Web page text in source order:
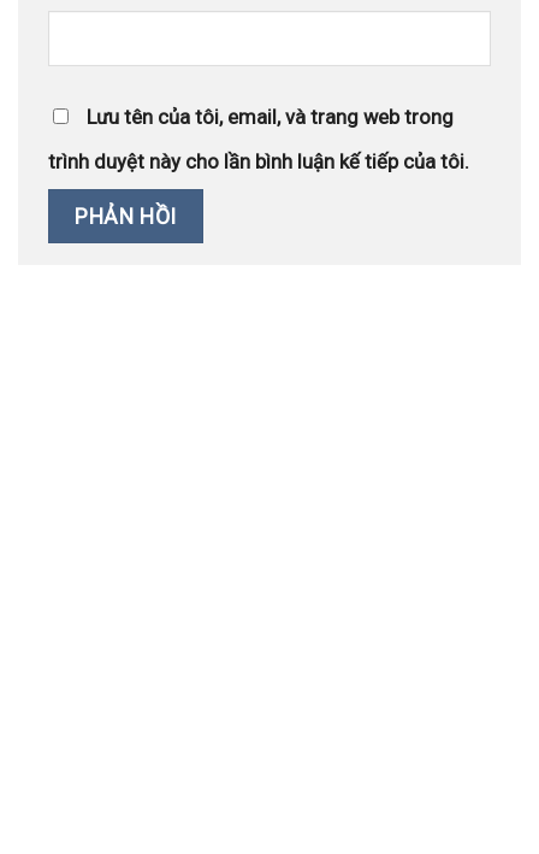
Lưu tên của tôi, email, và trang web trong
trình duyệt này cho lần bình luận kế tiếp của tôi.